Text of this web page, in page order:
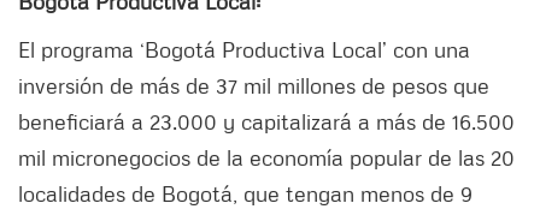
El programa ‘Bogotá Productiva Local’ con una
inversión de más de 37 mil millones de pesos que
beneficiará a 23.000 y capitalizará a más de 16.500
mil micronegocios de la economía popular de las 20
localidades de Bogotá, que tengan menos de 9